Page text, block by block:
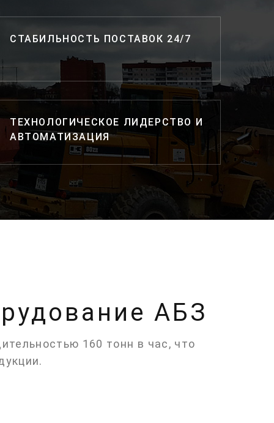
СТАБИЛЬНОСТЬ ПОСТАВОК 24/7
ТЕХНОЛОГИЧЕСКОЕ ЛИДЕРСТВО И
АВТОМАТИЗАЦИЯ
АБЗ
160 тонн в час, что